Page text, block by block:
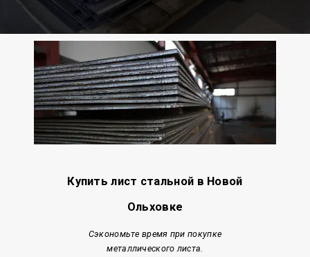
Купить лист стальной в Новой
Ольховке
Сэкономьте время при покупке
металлического листа.